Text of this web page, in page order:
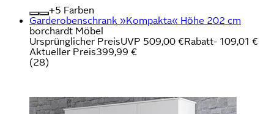
+
Farben
Garderobenschrank »Kompakta« Höhe 202 cm
borchardt Möbel
Ursprünglicher PreisUVP 509,00 €Rabatt- 109,01 €
Aktueller Preis399,99 €
(28)